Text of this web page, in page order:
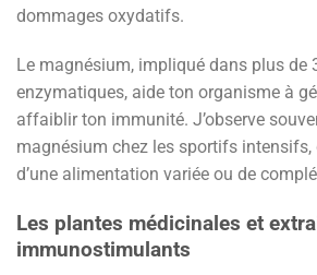
dommages oxydatifs.
Le magnésium, impliqué dans plus de
enzymatiques, aide ton organisme à
affaiblir ton immunité. J’observe
magnésium chez les sportifs intensifs,
d’une alimentation variée ou de
Les plantes médicinales et
immunostimulants